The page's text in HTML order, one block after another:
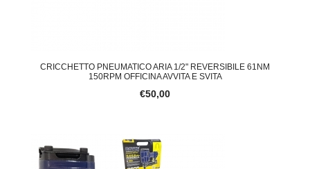
CRICCHETTO PNEUMATICO ARIA 1/2" REVERSIBILE 61NM
150RPM OFFICINA AVVITA E SVITA
€50,00